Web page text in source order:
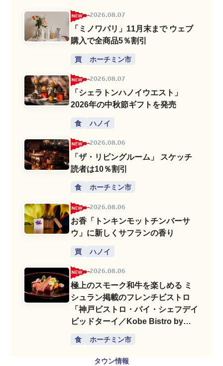
2026.08.07
「ミノワパリ」11月末まで ウェブ
購入で全商品5％割引
買 ホーチミン市
2026.08.07
「シェラトンハノイウエスト」
2026年の中秋節ギフトを発売
食 ハノイ
2026.08.06
「ザ・リビングルーム」 スケッチ
読者は10％割引
食 ホーチミン市
2026.08.06
お香「トンキンモットチンバーサ
ウ」に新しくサフランの香り
買 ハノイ
2026.08.06
極上のスモーク和牛を楽しめる ミ
シュラン掲載のフレンチビストロ
「神戸ビストロ・バイ・シェフデイ
ビッドターイ／Kobe Bistro by
食 ホーチミン市
タウン情報